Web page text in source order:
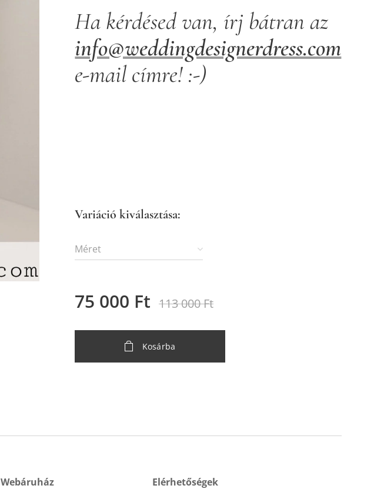
Ha kérdésed van, írj bátran az
info@weddingdesignerdress.com
e-mail címre! :-)
Variáció kiválasztása:
Méret
75 000 Ft 113 000Ft
Kosárba
Webáruház Elérhetőségek